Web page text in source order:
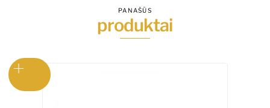
PANAŠŪS
produktai